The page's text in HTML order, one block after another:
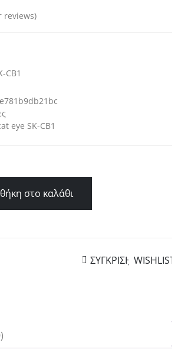
reviews)
CB1
e781b9db21bc
eye SK-CB1
στο καλάθι
ΣΥΓΚΡΙΣΗ WISHLIST